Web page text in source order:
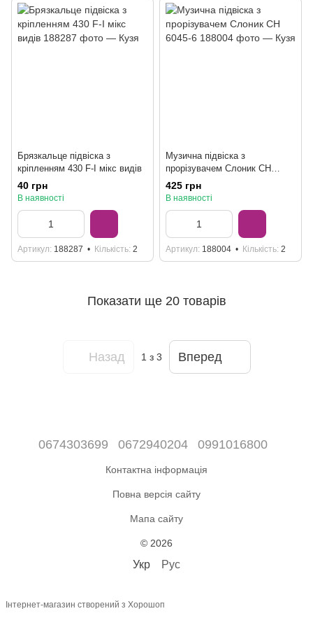
Брязкальце підвіска з
кріпленням 430 F-I мікс видів
40 грн
В наявності
Артикул 188287 Кількість 2
Музична підвіска з
прорізувачем Слоник CH
6045-6
425 грн
В наявності
Артикул 188004 Кількість 2
Показати ще 20 товарів
Назад 1 з 3 Вперед
0674303699 0672940204 0991016800
Контактна інформація
Повна версія сайту
Мапа сайту
© 2026
Укр Рус
Інтернет-магазин створений з Хорошоп